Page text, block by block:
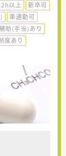
以上
新卒可
車通勤可
助(手当)あり
度あり